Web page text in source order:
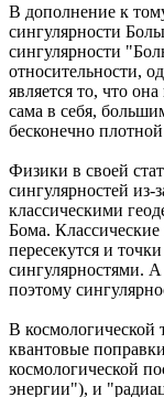
В дополнение к
сингулярности
сингулярности
относительности,
является то, что
сама в себя,
бесконечно
Физики в своей
сингулярностей
классическими
Бома. Классические
пересекутся и
сингулярностями. А
поэтому
В космологической
квантовые
космологической
энергии"), и